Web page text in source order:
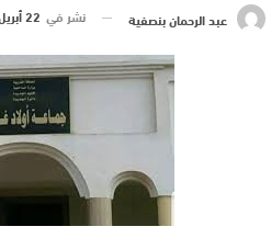
عبد الرحمان بنصفية نشر في 22 أبريل 2026 الساعة 19 و 59 دقيقة